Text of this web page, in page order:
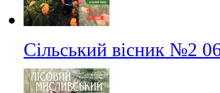
Сільський вісник №2